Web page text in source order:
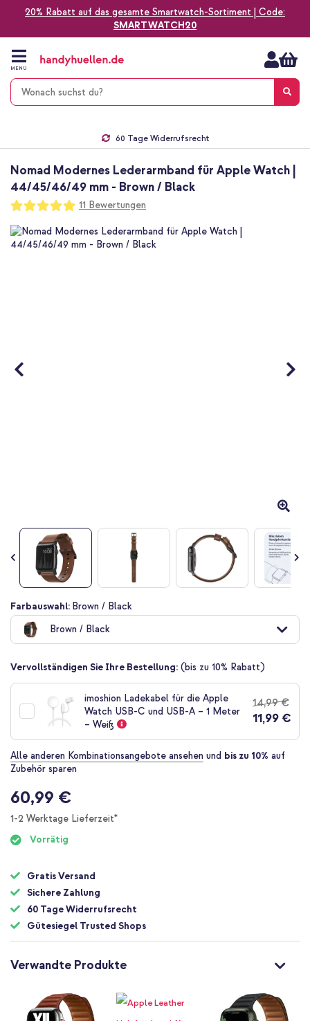
20% Rabatt auf das gesamte Smartwatch-Sortiment | Code:
SMARTWATCH20
Zum
Inhalt
springen
MENÜ
60 Tage Widerrufsrecht
Nomad Modernes Lederarmband für Apple Watch |
44/45/46/49 mm - Brown / Black
Bewertung:
100
100
11 Bewertungen
Zum
Ende
Zum
Anfang
Bildgalerie
Farbauswahl: Brown / Black
Brown / Black
Vervollständigen Sie Ihre Bestellung: (bis zu 10% Rabatt)
imoshion Ladekabel für die Apple
Watch USB-C und USB-A – 1 Meter
– Weiß
14,99 €
11,99 €
Alle anderen Kombinationsangebote ansehen und bis zu 10% auf
Zubehör sparen
60,99 €
1-2 Werktage Lieferzeit*
Vorrätig
Gratis Versand
Sichere Zahlung
60 Tage Widerrufsrecht
Gütesiegel Trusted Shops
Verwandte Produkte